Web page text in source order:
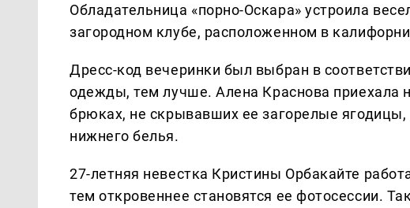
Обладательница «порно-Оскара» устроила
загородном клубе, расположенном в
Дресс-код вечеринки был выбран в
одежды, тем лучше. Алена Краснова приехала
брюках, не скрывавших ее загорелые
нижнего белья.
27-летняя невестка Кристины Орбакайте
тем откровеннее становятся ее фотосессии.